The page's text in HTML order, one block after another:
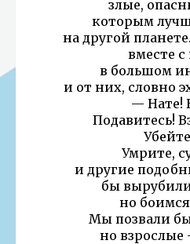
злые,
которым
на другой
вместе
в большом
и от них, словно
— Нате!
Подавитесь!
Умрите,
и другие
бы
но
Мы позвали
но